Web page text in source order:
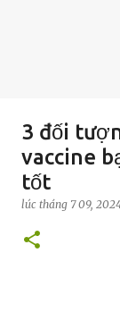
3 đối
vaccine
tốt
lúc tháng 7 09,